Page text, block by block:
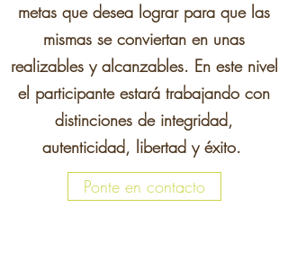
metas que desea lograr para que las
mismas se conviertan en unas
realizables y alcanzables. En este nivel
el participante estará trabajando con
distinciones de integridad,
autenticidad, libertad y éxito.
Ponte en contacto